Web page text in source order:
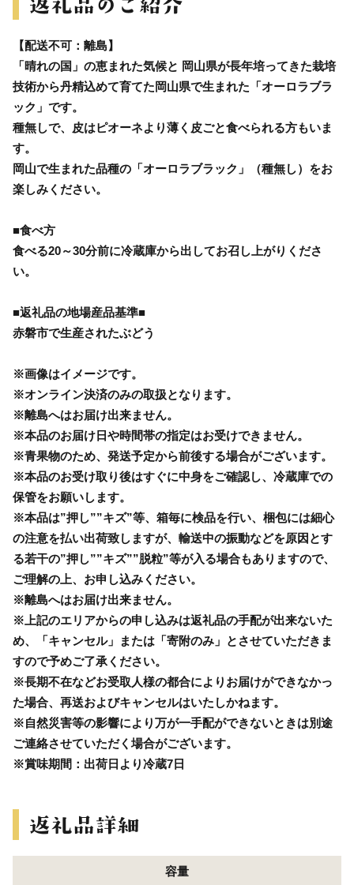
【配送不可：離島】
「晴れの国」の恵まれた気候と 岡山県が長年培ってきた栽培
技術から丹精込めて育てた岡山県で生まれた「オーロラブラ
ック」です。
種無しで、皮はピオーネより薄く皮ごと食べられる方もいま
す。
岡山で生まれた品種の「オーロラブラック」（種無し）をお
楽しみください。
■食べ方
食べる20～30分前に冷蔵庫から出してお召し上がりくださ
い。
■返礼品の地場産品基準■
赤磐市で生産されたぶどう
※画像はイメージです。
※オンライン決済のみの取扱となります。
※離島へはお届け出来ません。
※本品のお届け日や時間帯の指定はお受けできません。
※青果物のため、発送予定から前後する場合がございます。
※本品のお受け取り後はすぐに中身をご確認し、冷蔵庫での
保管をお願いします。
※本品は”押し””キズ”等、箱毎に検品を行い、梱包には細心
の注意を払い出荷致しますが、輸送中の振動などを原因とす
る若干の”押し””キズ””脱粒”等が入る場合もありますので、
ご理解の上、お申し込みください。
※離島へはお届け出来ません。
※上記のエリアからの申し込みは返礼品の手配が出来ないた
め、「キャンセル」または「寄附のみ」とさせていただきま
すので予めご了承ください。
※長期不在などお受取人様の都合によりお届けができなかっ
た場合、再送およびキャンセルはいたしかねます。
※自然災害等の影響により万が一手配ができないときは別途
ご連絡させていただく場合がございます。
※賞味期間：出荷日より冷蔵7日
容量